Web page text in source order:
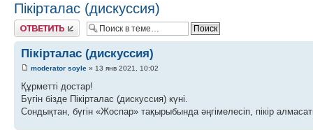
Пікірталас (дискуссия)
Ответить
Пікірталас (дискуссия)
moderator soyle » 13 янв 2021, 10:02
Құрметті достар!
Бүгін бізде Пікірталас (дискуссия) күні.
Сондықтан, бүгін «Жоспар» тақырыбында әңгімелесіп, пікір